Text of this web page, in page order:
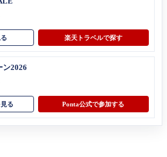
楽天トラベルで探す
ン2026
る Ponta公式で参加する